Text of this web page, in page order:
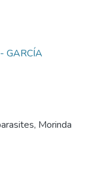
GARCÍA
Morinda